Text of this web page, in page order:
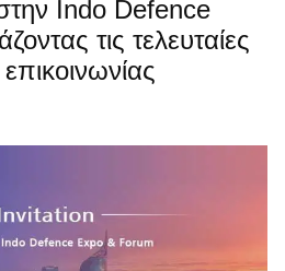
Indo Defence
τις τελευταίες